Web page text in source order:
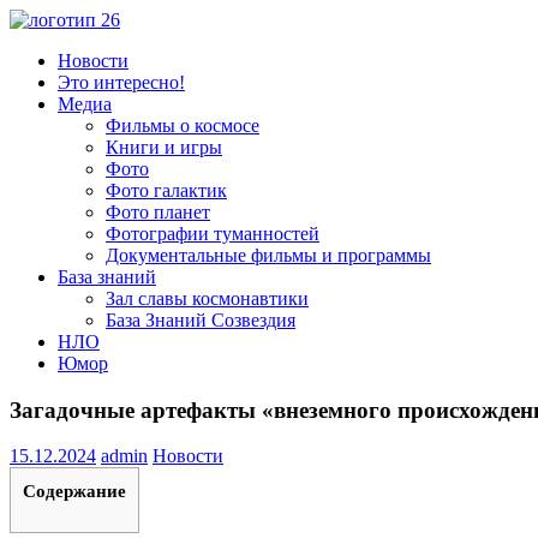
Пропустить
перейти
содержимому
Всё
космосе.
Новости
Это интересно!
Медиа
Фильмы о космосе
Книги и игры
Фото
Фото галактик
Фото планет
Фотографии туманностей
Документальные фильмы и программы
База знаний
Зал славы космонавтики
База Знаний Созвездия
НЛО
Юмор
Загадочные артефакты «внеземного
15.12.2024 admin Новости
Содержание